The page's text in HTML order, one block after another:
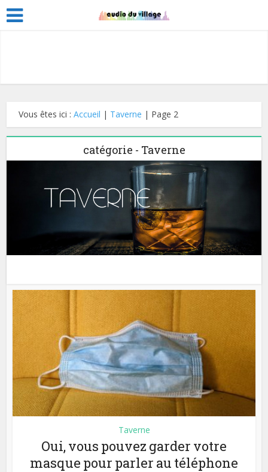
Vous êtes ici :Accueil | Taverne | Page 2
catégorie - Taverne
Taverne
Oui, vous pouvez garder votre
masque pour parler au téléphone